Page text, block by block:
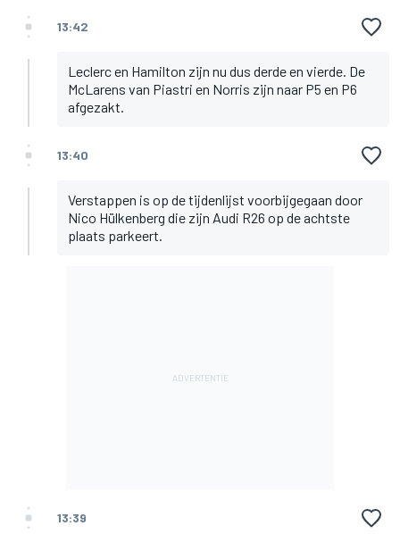
13:42
Leclerc en Hamilton zijn nu dus derde en vierde. De
McLarens van Piastri en Norris zijn naar P5 en P6
afgezakt.
13:40
Verstappen is op de tijdenlijst voorbijgegaan door
Nico Hülkenberg die zijn Audi R26 op de achtste
plaats parkeert.
13:39